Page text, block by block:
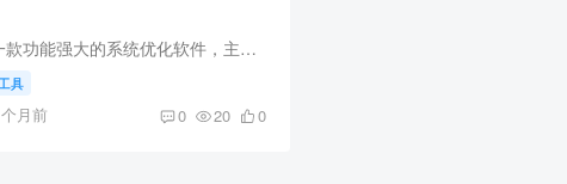
WinTools.net是一款功能强大的系统优化软件，主要用于修复Windows系统错误，加快电脑速度，保护个人隐私，例如清理无用的文件、注册表项、优化系统设置等。 软件功能 1.系统清理：可以帮助您删...
具
月前 0 20 0